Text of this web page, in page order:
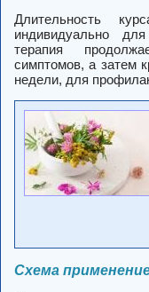
Длительность
индивидуально
терапия
симптомов, а затем
недели, для
Схема